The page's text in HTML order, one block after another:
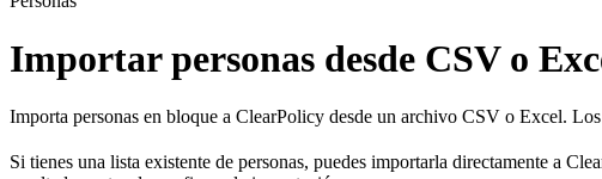
Importar personas desde CSV o
Importa personas en bloque a ClearPolicy desde un archivo CSV o Excel.
Si tienes una lista existente de personas, puedes importarla directamente a